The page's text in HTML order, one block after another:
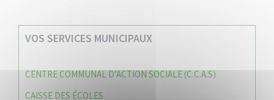
VOS SERVICES MUNICIPAUX
CENTRE COMMUNAL D’ACTION SOCIALE (C.C.A.S)
CAISSE DES ÉCOLES